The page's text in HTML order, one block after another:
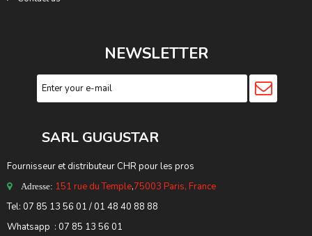
NEWSLETTER
SARL GUGUSTAR
Fournisseur et distributeur CHR pour les pros
Adresse: 151 rue du Temple,75003 Paris, France
Tel: 07 85 13 56 01 / 01 48 40 88 88
Whatsapp : 07 85 13 56 01